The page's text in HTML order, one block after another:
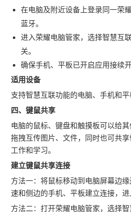
在电脑及附近设备上登录同一荣
蓝牙。
进入荣耀电脑管家，选择智慧互
关。
确保手机、平板已开启应用接续开
适用设备
支持智慧互联功能的电脑、手机和平
四、键鼠共享
电脑的鼠标、键盘和触摸板可以给
拖拽互传图片、文件，同时也可共
工作和学习。
建立键鼠共享连接
方法一：将鼠标移动到电脑屏幕边
速和侧边的手机、平板建立连接，进
方法二：打开荣耀电脑管家，选择